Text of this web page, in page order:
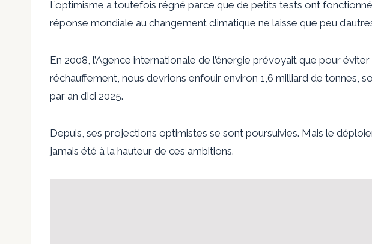
L’optimisme a toutefois régné parce que de petits tests ont
réponse mondiale au changement climatique ne laisse que peu
En 2008, l’Agence internationale de l’énergie prévoyait que pour
réchauffement, nous devrions enfouir environ 1,6 milliard de tonnes,
par an d’ici 2025.
Depuis, ses projections optimistes se sont poursuivies. Mais le
jamais été à la hauteur de ces ambitions.